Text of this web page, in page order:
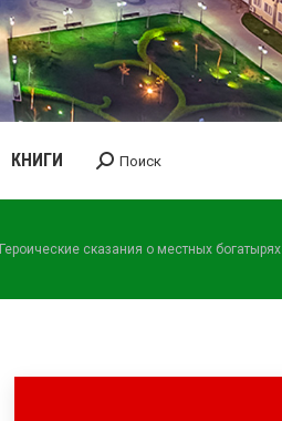
КНИГИ Поиск:
Поиск
Героические сказания о местных богатырях